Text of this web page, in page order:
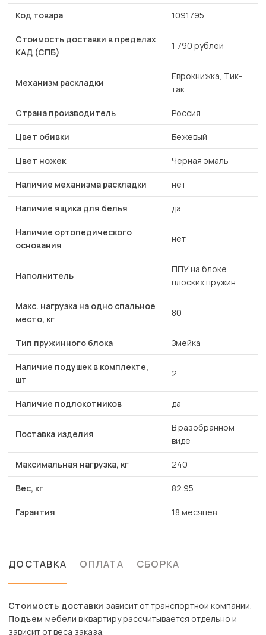
Код товара 1091795
Стоимость доставки в пределах
КАД (СПБ)
1 790 рублей
Механизм раскладки
Еврокнижка, Тик-
так
Страна производитель Россия
Цвет обивки Бежевый
Цвет ножек Черная эмаль
Наличие механизма раскладки нет
Наличие ящика для белья да
Наличие ортопедического
основания
нет
Наполнитель
ППУ на блоке
плоских пружин
Макс. нагрузка на одно спальное
место, кг
80
Тип пружинного блока Змейка
Наличие подушек в комплекте,
шт
2
Наличие подлокотников да
Поставка изделия
В разобранном
виде
Максимальная нагрузка, кг 240
Вес, кг 82.95
Гарантия 18 месяцев
ДОСТАВКА ОПЛАТА СБОРКА
Стоимость доставки зависит от транспортной компании.
Подъем мебели в квартиру рассчитывается отдельно и
зависит от веса заказа.